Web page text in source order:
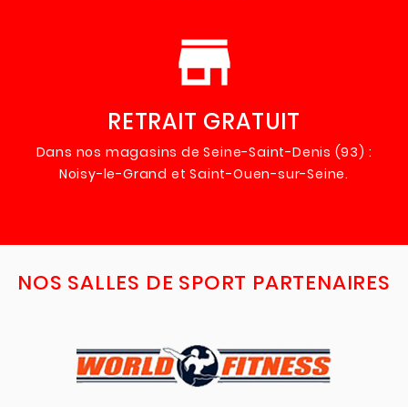
RETRAIT GRATUIT
Dans nos magasins de Seine-Saint-Denis (93) :
Noisy-le-Grand et Saint-Ouen-sur-Seine.
NOS SALLES DE SPORT PARTENAIRES